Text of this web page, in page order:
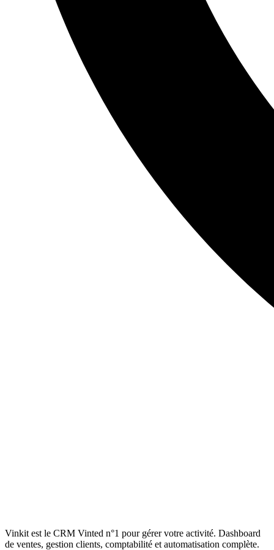
Vinkit est le CRM Vinted n°1 pour gérer votre activité. Dashboard
de ventes, gestion clients, comptabilité et automatisation complète.